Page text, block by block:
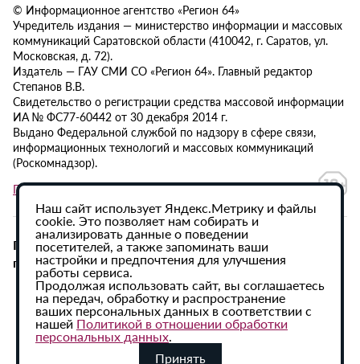
© Информационное агентство «Регион 64»
Учредитель издания — министерство информации и массовых
коммуникаций Саратовской области (410042, г. Саратов, ул.
Московская, д. 72).
Издатель — ГАУ СМИ СО «Регион 64». Главный редактор
Степанов В.В.
Свидетельство о регистрации средства массовой информации
ИА № ФС77-60442 от 30 декабря 2014 г.
Выдано Федеральной службой по надзору в сфере связи,
информационных технологий и массовых коммуникаций
(Роскомнадзор).
Политика в отношении обработки персональных данных
При использовании материалов сайта активная
гиперссылка на ИА «Регион 64» обязательна.
Наш сайт использует Яндекс.Метрику и файлы
cookie. Это позволяет нам собирать и
анализировать данные о поведении
посетителей, а также запоминать ваши
настройки и предпочтения для улучшения
работы сервиса.
Продолжая использовать сайт, вы соглашаетесь
на передач, обработку и распространение
ваших персональных данных в соответствии с
нашей Политикой в отношении обработки
персональных данных.
Принять